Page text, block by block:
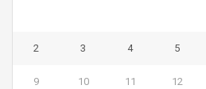
2 3 4 5
9 10 11 12